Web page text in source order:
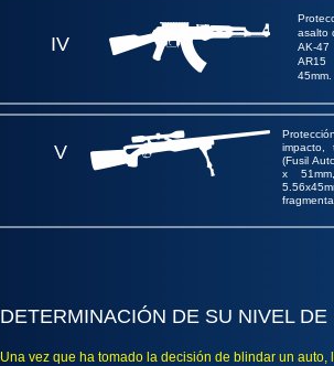
asalto
AK-
45mm.
impacto,
(Fusil
x
IV
V
DETERMINACIÓN DE SU NIVEL DE
Una vez que ha tomado la decisión de blindar un auto,